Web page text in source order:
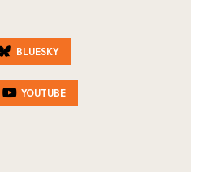
BLUESKY
YOUTUBE